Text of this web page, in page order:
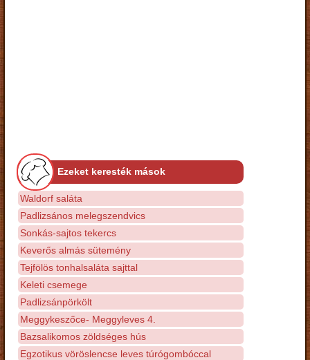
Ezeket keresték mások
Waldorf saláta
Padlizsános melegszendvics
Sonkás-sajtos tekercs
Keverős almás sütemény
Tejfölös tonhalsaláta sajttal
Keleti csemege
Padlizsánpörkölt
Meggykeszőce- Meggyleves 4.
Bazsalikomos zöldséges hús
Egzotikus vöröslencse leves túrógombóccal